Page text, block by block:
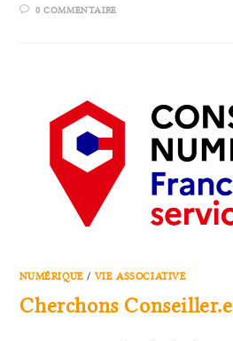
0 COMMENTAIRE
NUMÉRIQUE / VIE ASSOCIATIVE
Cherchons